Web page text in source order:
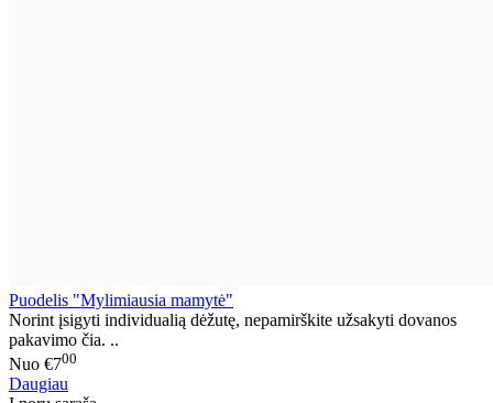
Puodelis "Mylimiausia mamytė"
Norint įsigyti individualią dėžutę, nepamirškite užsakyti dovanos
pakavimo čia. ..
Nuo €700
Daugiau